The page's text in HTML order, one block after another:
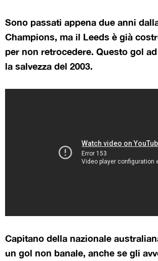
Sono passati appena due anni
Champions, ma il Leeds è già
per non retrocedere. Questo gol
la salvezza del 2003.
Capitano della nazionale
un gol non banale, anche se gli